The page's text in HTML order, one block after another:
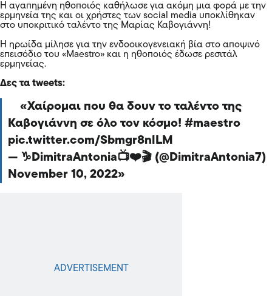
Η αγαπημένη ηθοποιός καθήλωσε για ακόμη μια φορά με την
ερμηνεία της και οι χρήστες των social media υποκλίθηκαν
στο υποκριτικό ταλέντο της Μαρίας Καβογιάννη!
Η ηρωίδα μίλησε για την ενδοοικογενειακή βία στο αποψινό
επεισόδιο του «Maestro» και η ηθοποιός έδωσε ρεσιτάλ
ερμηνείας.
Δες τα tweets:
Χαίρομαι που θα δουν το ταλέντο της
Καβογιάννη σε όλο τον κόσμο! #maestro
pic.twitter.com/Sbmgr8nlLM
— ♑DimitraAntonia📺❤️🎬 (@DimitraAntonia7)
November 10, 2022